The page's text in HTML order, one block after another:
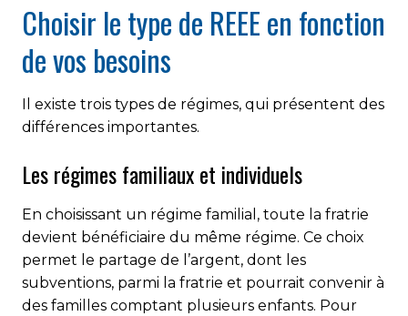
Choisir le type de REEE en fonction
de vos besoins
Il existe trois types de régimes, qui présentent des
différences importantes.
Les régimes familiaux et individuels
En choisissant un régime familial, toute la fratrie
devient bénéficiaire du même régime. Ce choix
permet le partage de l’argent, dont les
subventions, parmi la fratrie et pourrait convenir à
des familles comptant plusieurs enfants. Pour